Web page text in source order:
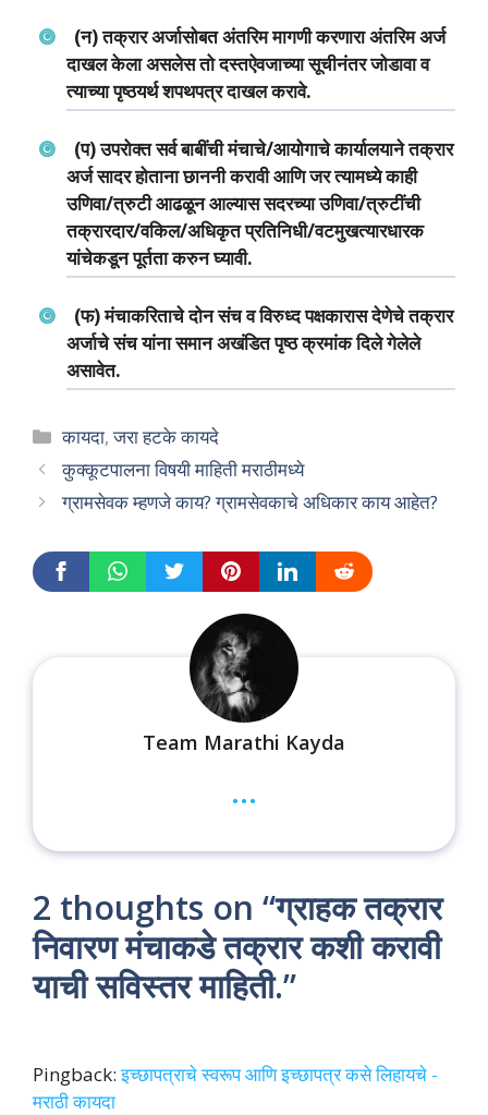
(न) तक्रार अर्जासोबत अंतरिम मागणी करणारा अंतरिम अर्ज
दाखल केला असलेस तो दस्‍तऐवजाच्‍या सूचीनंतर जोडावा व
त्‍याच्‍या पृष्‍ठयर्थ शपथपत्र दाखल करावे­.
(प) उपरोक्‍त सर्व बाबींची मंचाचे/आयोगाचे कार्यालयाने तक्रार
अर्ज सादर होताना छाननी करावी आणि जर त्‍यामध्‍ये काही
उणिवा/त्रुटी आढळून आल्‍यास सदरच्‍या उणिवा/त्रुटींची
तक्रारदार/वकिल/अधिकृत प्रतिनिधी/वटमुखत्‍यारधारक
यांचेकडून पूर्तता करुन घ्‍यावी.
(फ) मंचाकरिताचे दोन संच व विरुध्‍द पक्षकारास देणेचे तक्रार
अर्जाचे संच यांना समान अखंडित पृष्‍ठ क्रमांक दिले गेलेले
असावेत.
Categories
कायदा,जरा हटके कायदे
कुक्कूटपालना विषयी माहिती मराठीमध्ये
ग्रामसेवक म्हणजे काय? ग्रामसेवकाचे अधिकार काय आहेत?
Team Marathi Kayda
...
2 thoughts on “ग्राहक तक्रार
निवारण मंचाकडे तक्रार कशी करावी
याची सविस्तर माहिती.”
Pingback:इच्छापत्राचे स्वरूप आणि इच्छापत्र कसे लिहायचे -
मराठी कायदा